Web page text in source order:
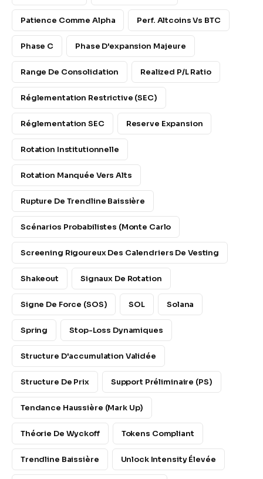
Patience Comme Alpha Perf. Altcoins Vs BTC
Phase C Phase D'expansion Majeure
Range De Consolidation Realized P/L Ratio
Réglementation Restrictive (SEC)
Réglementation SEC Reserve Expansion
Rotation Institutionnelle
Rotation Manquée Vers Alts
Rupture De Trendline Baissière
Scénarios Probabilistes (Monte Carlo
Screening Rigoureux Des Calendriers De Vesting
Shakeout Signaux De Rotation
Signe De Force (SOS) SOL Solana
Spring Stop-Loss Dynamiques
Structure D'accumulation Validée
Structure De Prix Support Préliminaire (PS)
Tendance Haussière (Mark Up)
Théorie De Wyckoff Tokens Compliant
Trendline Baissière Unlock Intensity Élevée